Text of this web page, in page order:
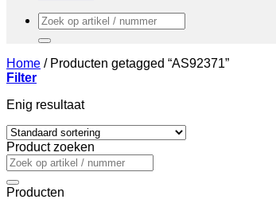
Zoeken
naar:
Home /Producten getagged “AS92371”
Filter
Enig resultaat
Product zoeken
Zoeken
naar:
Producten